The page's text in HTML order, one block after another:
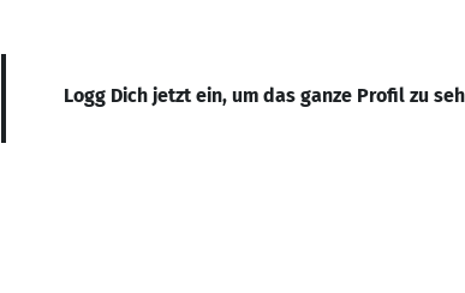
Logg Dich jetzt ein, um das ganze Profil zu